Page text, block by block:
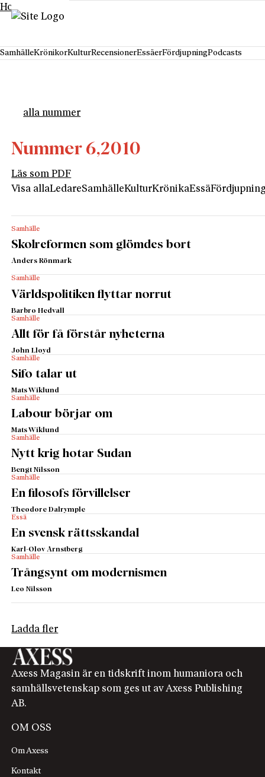
Hoppa till innehåll
SamhälleKrönikorKulturRecensionerEssäerFördjupningPodcasts
alla nummer
Nummer 6,2010
Läs som PDF
Visa allaLedareSamhälleKulturKrönikaEssä
Samhälle
Skolreformen som glömdes bort
Anders Rönmark
Samhälle
Världspolitiken flyttar norrut
Barbro Hedvall
Samhälle
Allt för få förstår nyheterna
John Lloyd
Samhälle
Sifo talar ut
Mats Wiklund
Samhälle
Labour börjar om
Mats Wiklund
Samhälle
Nytt krig hotar Sudan
Bengt Nilsson
Samhälle
En filosofs förvillelser
Theodore Dalrymple
Essä
En svensk rättsskandal
Karl-Olov Arnstberg
Samhälle
Trångsynt om modernismen
Leo Nilsson
Ladda fler
Axess Magasin är en tidskrift inom humaniora och
samhällsvetenskap som ges ut av Axess Publishing
AB.
OM OSS
Om Axess
Kontakt